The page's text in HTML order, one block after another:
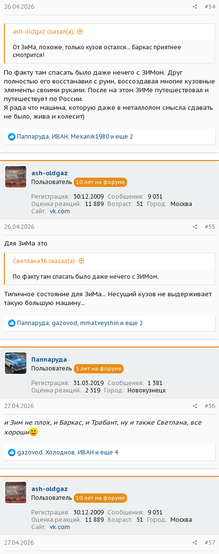
26.04.2026 #54
ash-oldgaz сказал(а):
От ЗиМа, похоже, только кузов остался... Баркас приятнее
смотрится!
По факту там спасать было даже нечего с ЗИМом. Друг
полностью его восстанавил с руин, воссоздавая многие кузовные
элементы своими руками. После на этом ЗИМе путешествовал и
путешествует по России.
Я рада что машина, которую даже в металлолом смысла сдавать
не было, жива и колесит)
Р
а
к
ц
и
и
Паппаруда, ИВАН, Mexanik1980 и еще 2
ash-oldgaz
Пользователь 10 лет на форуме
Регистрация 30.12.2009 Сообщения
9 031
Оценка реакций
11 889 Возраст 51 Город
Москва
Сайт
vk.com
26.04.2026 #55
Для ЗиМа это
Светлана36 сказал(а):
По факту там спасать было даже нечего с ЗИМом.
Типичное состояние для ЗиМа... Несущий кузов не выдерживает
такую большую машину...
Р
а
к
ц
и
и
Паппаруда gazovod mmatveyshin и еще 2
Паппаруда
Пользователь 5 лет на форуме
Регистрация 31.03.2019 Сообщения
1 381
Оценка реакций
2 519 Город Новокузнецк
27.04.2026 #56
и Зим не плох, и Баркас, и Трабант, ну и также Светлана, все
хороши
Р
а
к
ц
и
и
gazovod Холоднов ИВАН и еще 4
ash-oldgaz
Пользователь 10 лет на форуме
Регистрация 30.12.2009 Сообщения
9 031
Оценка реакций
11 889 Возраст 51 Город
Москва
Сайт
vk.com
27.04.2026 #57